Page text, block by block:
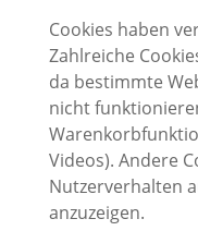
Cookies haben
Zahlreiche
da bestimmte
nicht
Videos). Andere
Nutzerverhalten
anzuzeigen.